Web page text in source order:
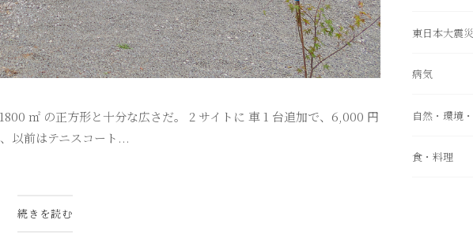
㎡ の正方形と十分な広さだ。 2 サイトに 車 1 台追加で、6,000 円
以前はテニスコート...
続きを読む
東日本大震災
病気
自然・環境
食・料理